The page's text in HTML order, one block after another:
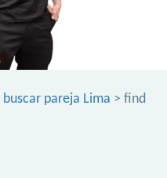
buscar pareja Lima > find